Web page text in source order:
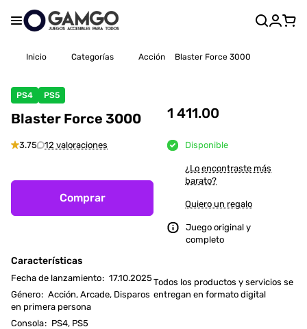
Inicio Categorías Acción Blaster Force 3000
PS4 PS5
Blaster Force 3000
3.75 12 valoraciones
Comprar
Características
Fecha de lanzamiento: 17.10.2025
Género: Acción, Arcade, Disparos
en primera persona
Consola: PS4, PS5
1 411.00
Disponible
¿Lo encontraste más
barato?
Quiero un regalo
Juego original y
completo
Todos los productos y servicios se
entregan en formato digital